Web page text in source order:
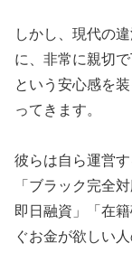
しかし、現代の
に、非常に親切
という安心感を
ってきます。
彼らは自ら運営
「ブラック完全
即日融資」「在
ぐお金が欲しい